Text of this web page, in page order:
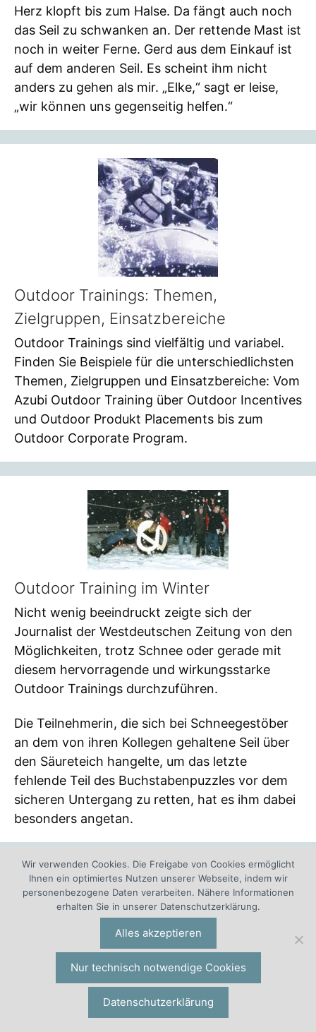
Herz klopft bis zum Halse. Da fängt auch noch
das Seil zu schwanken an. Der rettende Mast ist
noch in weiter Ferne. Gerd aus dem Einkauf ist
auf dem anderen Seil. Es scheint ihm nicht
anders zu gehen als mir. „Elke,“ sagt er leise,
„wir können uns gegenseitig helfen.“
Outdoor Trainings: Themen,
Zielgruppen, Einsatzbereiche
Outdoor Trainings sind vielfältig und variabel.
Finden Sie Beispiele für die unterschiedlichsten
Themen, Zielgruppen und Einsatzbereiche: Vom
Azubi Outdoor Training über Outdoor Incentives
und Outdoor Produkt Placements bis zum
Outdoor Corporate Program.
Outdoor Training im Winter
Nicht wenig beeindruckt zeigte sich der
Journalist der Westdeutschen Zeitung von den
Möglichkeiten, trotz Schnee oder gerade mit
diesem hervorragende und wirkungsstarke
Outdoor Trainings durchzuführen.
Die Teilnehmerin, die sich bei Schneegestöber
an dem von ihren Kollegen gehaltene Seil über
den Säureteich hangelte, um das letzte
fehlende Teil des Buchstabenpuzzles vor dem
sicheren Untergang zu retten, hat es ihm dabei
besonders angetan.
Wir verwenden Cookies. Die Freigabe von Cookies ermöglicht
Ihnen ein optimiertes Nutzen unserer Webseite, indem wir
personenbezogene Daten verarbeiten. Nähere Informationen
erhalten Sie in unserer Datenschutzerklärung.
Alles akzeptieren
Nur technisch notwendige Cookies
Datenschutzerklärung